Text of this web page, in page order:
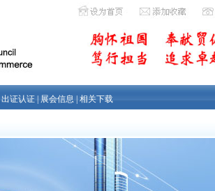
出证认证| 展会信息 相关下载